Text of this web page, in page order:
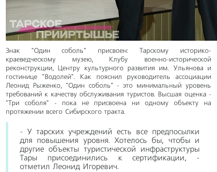
Знак "Один соболь" присвоен: Тарскому историко-
краеведческому музею, Клубу военно-исторической
реконструкции, Центру культурного развития им. Ульянова и
гостинице "Водолей". Как пояснил руководитель ассоциации
Леонид Рыженко, "Один соболь" - это минимальный уровень
требований к качеству обслуживания туристов. Высшая оценка -
"Три соболя" - пока не присвоена ни одному объекту на
протяжении всего Сибирского тракта.
- У тарских учреждений есть все предпосылки
для повышения уровня. Хотелось бы, чтобы и
другие объекты туристической инфраструктуры
Тары присоединились к сертификации, -
отметил Леонид Игоревич.